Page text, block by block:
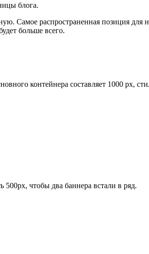
блога.
Самое распространенная позиция для
больше всего.
контейнера составляет 1000 px,
чтобы два баннера встали в ряд.